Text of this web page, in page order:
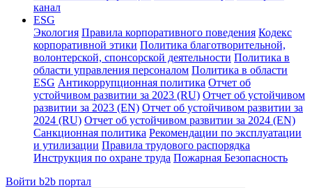
канал
ESG
Экология Правила корпоративного поведения Кодекс
корпоративной этики Политика благотворительной,
волонтерской, спонсорской деятельности Политика в
области управления персоналом Политика в области
ESG Антикоррупционная политика Отчет об
устойчивом развитии за 2023 (RU) Отчет об устойчивом
развитии за 2023 (EN) Отчет об устойчивом развитии за
2024 (RU) Отчет об устойчивом развитии за 2024 (EN)
Санкционная политика Рекомендации по эксплуатации
и утилизации Правила трудового распорядка
Инструкция по охране труда Пожарная Безопасность
Войти b2b портал